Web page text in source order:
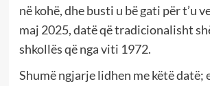
në kohë, dhe busti u bë gati për t’u
maj 2025, datë që tradicionalisht
shkollës që nga viti 1972.
Shumë ngjarje lidhen me këtë datë;